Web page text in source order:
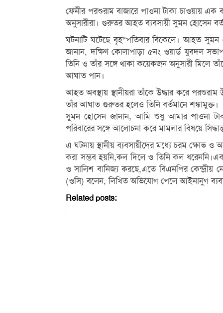
ফেনীর পরশুরাম বাজারে পাওনা টাকা চাওয়ায়
অনুসারীরা। গুরুতর আহত ব্যবসায়ী সুমন হোসেন
ঘটনাটি ঘটেছে বৃহস্পতিবার বিকেলে। আহত সুমন
জানান, দক্ষিণ কোলাপাড়া ৫নং ওয়ার্ড যুবদল
তিনি ও তাঁর সঙ্গে থাকা কয়েকজন অনুসারী মিলে
আঘাত পান।
আহত অবস্থায় স্থানীয়রা তাঁকে উদ্ধার করে পরশুরাম
তাঁর আঘাত গুরুতর হলেও তিনি বর্তমানে শঙ্কামুক্ত।
সুমন হোসেন জানান, আমি শুধু আমার পাওনা
পরিবারের সঙ্গে আলোচনা করে মামলার বিষয়ে
এ ঘটনায় স্থানীয় ব্যবসায়ীদের মধ্যে চরম ক্ষোভ
করা সম্ভব হয়নি,কল দিলে ও তিনি কল
ও সালিশ বানিজ্য করছে,এতে বিএনপির কেন্দ্রীয়
(ওসি) বলেন, লিখিত অভিযোগ পেলে আইনানুগ
Related posts: